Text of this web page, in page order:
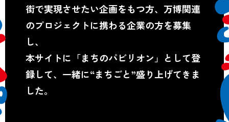
街で実現させたい企画をもつ方、万博関連
のプロジェクトに携わる企業の方を募集
し、
本サイトに「まちのパビリオン」として登
録して、一緒に“まちごと”盛り上げてきま
した。